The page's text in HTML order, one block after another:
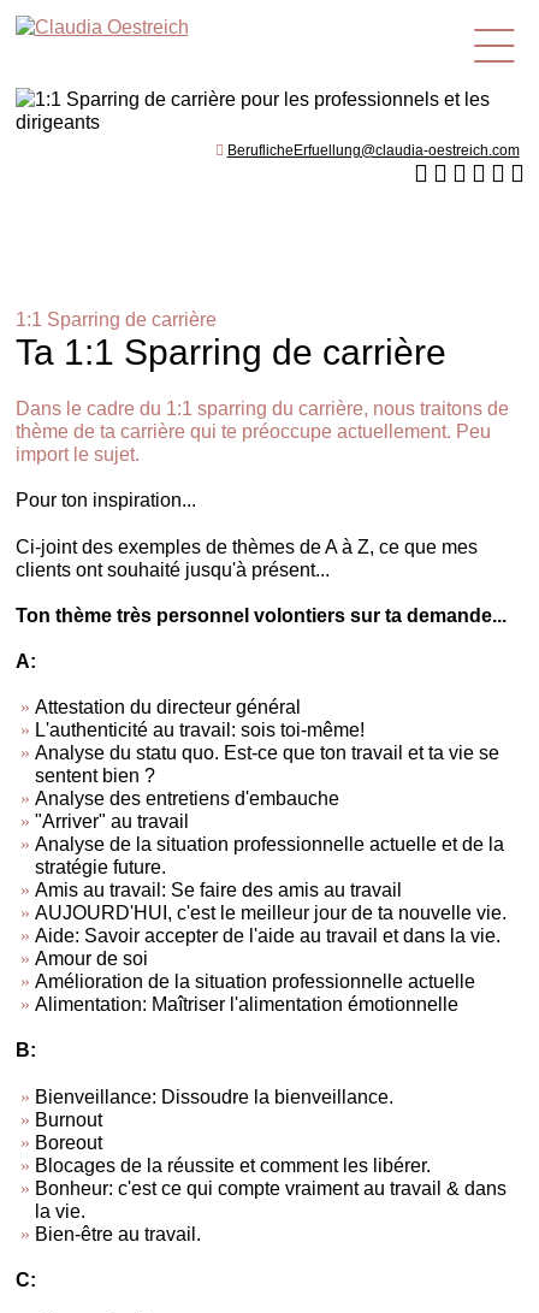
fr
BeruflicheErfuellung@claudia-oestreich.com
1:1 Sparring de carrière
Ta 1:1 Sparring de carrière
Dans le cadre du 1:1 sparring du carrière, nous traitons de
thème de ta carrière qui te préoccupe actuellement. Peu
import le sujet.
Pour ton inspiration...
Ci-joint des exemples de thèmes de A à Z, ce que mes
clients ont souhaité jusqu'à présent...
Ton thème très personnel volontiers sur ta demande...
A:
Attestation du directeur général
L'authenticité au travail: sois toi-même!
Analyse du statu quo. Est-ce que ton travail et ta vie se
sentent bien ?
Analyse des entretiens d'embauche
"Arriver" au travail
Analyse de la situation professionnelle actuelle et de la
stratégie future.
Amis au travail: Se faire des amis au travail
AUJOURD'HUI, c'est le meilleur jour de ta nouvelle vie.
Aide: Savoir accepter de l'aide au travail et dans la vie.
Amour de soi
Amélioration de la situation professionnelle actuelle
Alimentation: Maîtriser l'alimentation émotionnelle
B:
Bienveillance: Dissoudre la bienveillance.
Burnout
Boreout
Blocages de la réussite et comment les libérer.
Bonheur: c'est ce qui compte vraiment au travail & dans
la vie.
Bien-être au travail.
C: